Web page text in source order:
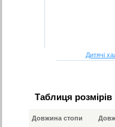
Дитячі
Таблиця розмірів
Довжина стопи